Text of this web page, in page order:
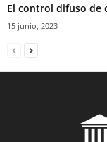
El control difuso de
15 junio, 2023